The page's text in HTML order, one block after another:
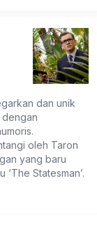
dan unik
dengan
oleh Taron
yang baru
Statesman’.